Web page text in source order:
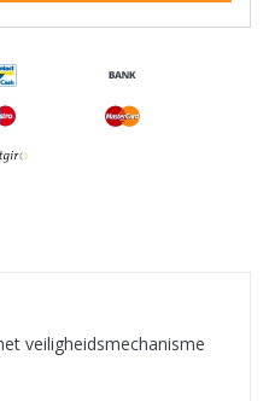
veiligheidsmechanisme